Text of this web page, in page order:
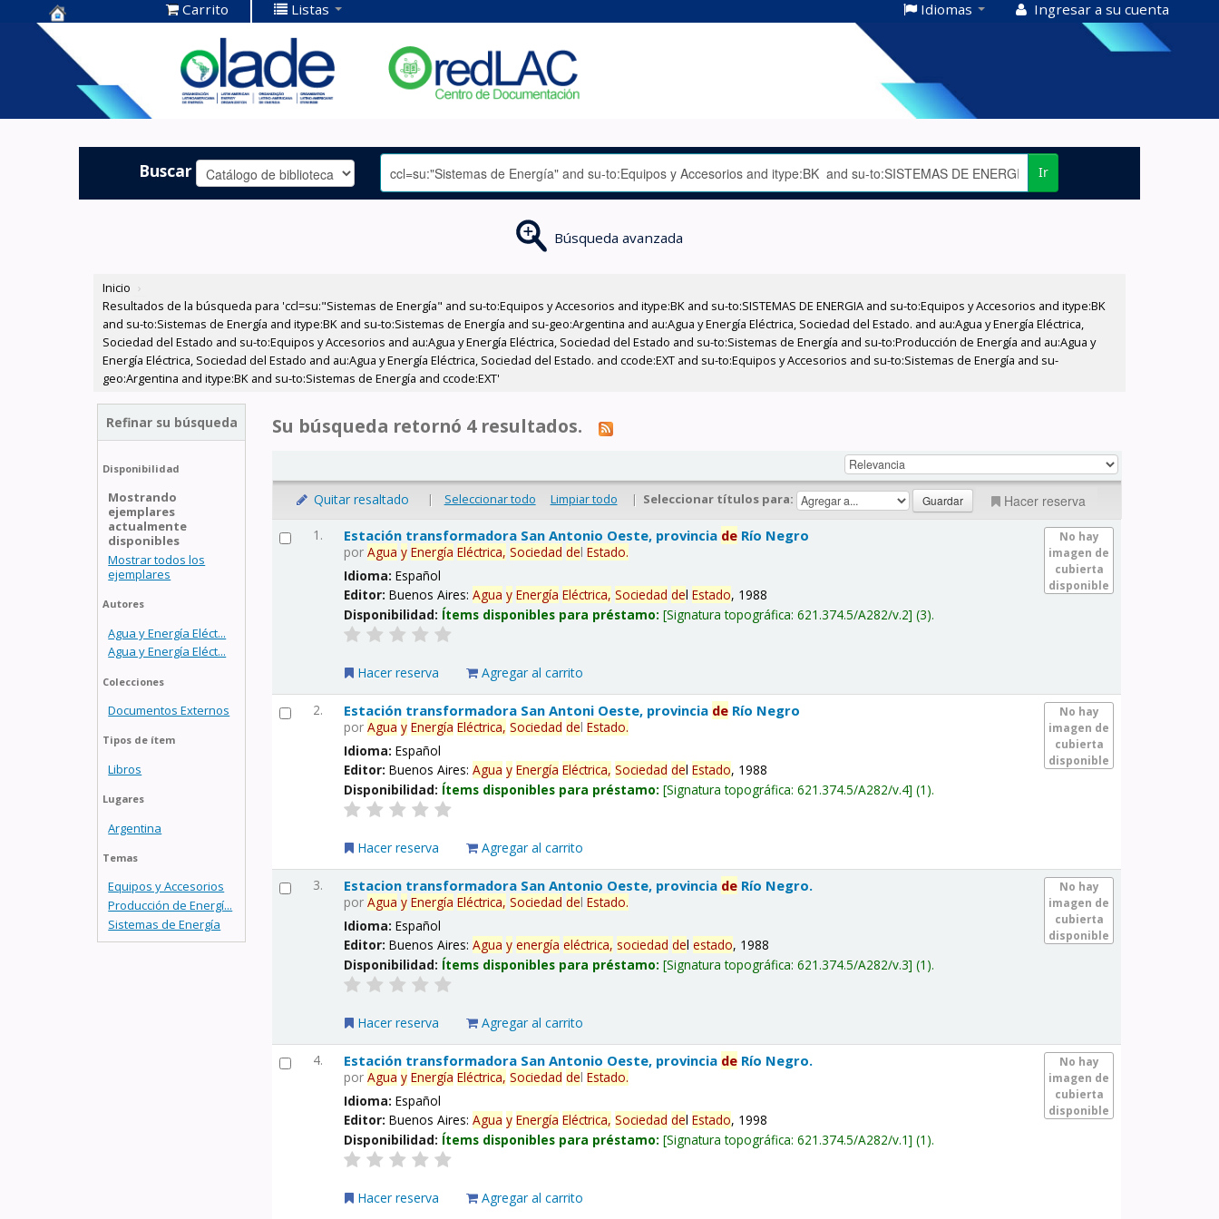
Centro de
Documentación
OLADE -
Carrito Listas Idiomas Ingresar a su cuenta
Buscar Ir
Búsqueda avanzada
Inicio ›
Resultados de la búsqueda para 'ccl=su:"Sistemas de Energía" and su-to:Equipos y Accesorios and itype:BK and su-to:SISTEMAS DE ENERGIA and su-to:Equipos y Accesorios and itype:BK
and su-to:Sistemas de Energía and itype:BK and su-to:Sistemas de Energía and su-geo:Argentina and au:Agua y Energía Eléctrica, Sociedad del Estado. and au:Agua y Energía Eléctrica,
Sociedad del Estado and su-to:Equipos y Accesorios and au:Agua y Energía Eléctrica, Sociedad del Estado and su-to:Sistemas de Energía and su-to:Producción de Energía and au:Agua y
Energía Eléctrica, Sociedad del Estado and au:Agua y Energía Eléctrica, Sociedad del Estado. and ccode:EXT and su-to:Equipos y Accesorios and su-to:Sistemas de Energía and su-
geo:Argentina and itype:BK and su-to:Sistemas de Energía and ccode:EXT'
Refinar su búsqueda
Disponibilidad
Mostrando
ejemplares
actualmente
disponibles
Mostrar todos los
ejemplares
Autores
Agua y Energía Eléct...
Agua y Energía Eléct...
Colecciones
Documentos Externos
Tipos de ítem
Libros
Lugares
Argentina
Temas
Equipos y Accesorios
Producción de Energí...
Sistemas de Energía
Su búsqueda retornó 4 resultados.
Quitar resaltado | Seleccionar todo Limpiar todo | Seleccionar títulos para: Hacer reserva
1.
No hay
imagen de
cubierta
disponible
Estación transformadora San Antonio Oeste, provincia de Río Negro
porAgua y Energía Eléctrica, Sociedad delEstado.
Idioma:Español
Editor:Buenos Aires:Agua y Energía Eléctrica, Sociedad delEstado, 1988
Disponibilidad: Ítems disponibles para préstamo: Signatura topográfica:621.374.5/A282/v.2 (3).
Hacer reserva Agregar al carrito
2.
No hay
imagen de
cubierta
disponible
Estación transformadora San Antoni Oeste, provincia de Río Negro
porAgua y Energía Eléctrica, Sociedad delEstado.
Idioma:Español
Editor:Buenos Aires:Agua y Energía Eléctrica, Sociedad delEstado, 1988
Disponibilidad: Ítems disponibles para préstamo: Signatura topográfica:621.374.5/A282/v.4 (1).
Hacer reserva Agregar al carrito
3.
No hay
imagen de
cubierta
disponible
Estacion transformadora San Antonio Oeste, provincia de Río Negro.
porAgua y Energía Eléctrica, Sociedad delEstado.
Idioma:Español
Editor:Buenos Aires:Agua y energía eléctrica, sociedad delestado, 1988
Disponibilidad: Ítems disponibles para préstamo: Signatura topográfica:621.374.5/A282/v.3 (1).
Hacer reserva Agregar al carrito
4.
No hay
imagen de
cubierta
disponible
Estación transformadora San Antonio Oeste, provincia de Río Negro.
porAgua y Energía Eléctrica, Sociedad delEstado.
Idioma:Español
Editor:Buenos Aires:Agua y Energía Eléctrica, Sociedad delEstado, 1998
Disponibilidad: Ítems disponibles para préstamo: Signatura topográfica:621.374.5/A282/v.1 (1).
Hacer reserva Agregar al carrito